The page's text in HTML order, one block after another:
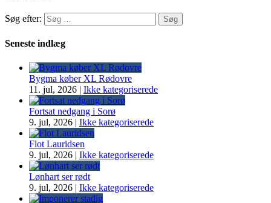
Søg efter:
Seneste indlæg
Bygma køber XL Rødovre
11. jul, 2026 | Ikke kategoriserede
Fortsat nedgang i Sorø
9. jul, 2026 | Ikke kategoriserede
Flot Lauridsen
9. jul, 2026 | Ikke kategoriserede
Lønhart ser rødt
9. jul, 2026 | Ikke kategoriserede